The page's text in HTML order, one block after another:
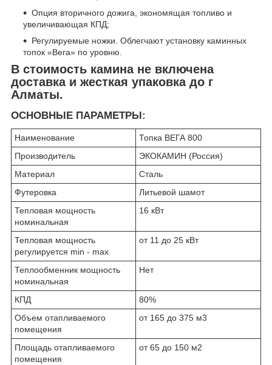
Опция вторичного дожига, экономящая топливо и
увеличивающая КПД;
Регулируемые ножки. Облегчают установку каминных
топок «Вега» по уровню.
В стоимость камина не включена
доставка и жесткая упаковка до г
Алматы.
ОСНОВНЫЕ ПАРАМЕТРЫ:
Наименование
Топка ВЕГА 800
Производитель
ЭКОКАМИН (Россия)
Материал
Сталь
Футеровка
Литьевой шамот
Тепловая мощность
номинальная
16 кВт
Тепловая мощность
регулируется min - max
от 11 до 25 кВт
Теплообменник мощность
номинальная
Нет
КПД
80%
Объем отапливаемого
помещения
от 165 до 375 м3
Площадь отапливаемого
помещения
от 65 до 150 м2